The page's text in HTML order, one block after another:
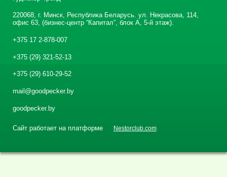
220068, г. Минск, Республика Беларусь. ул. Некрасова, 114,
офис 63, (бизнес-центр “Капитал”, блок А, 5-й этаж).
+375 17 2-878-007
+375 (29) 321-52-13
+375 (29) 610-29-52
mail@goodpecker.by
goodpecker.by
Сайт работает на платформе Nestorclub.com